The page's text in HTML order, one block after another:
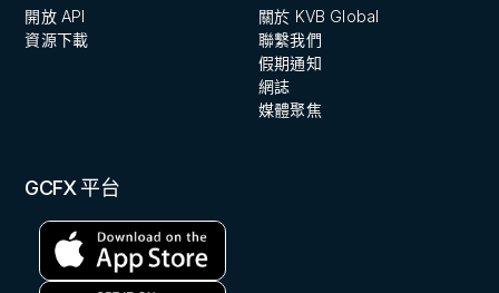
開放 API
資源下載
關於 KVB Global
聯繫我們
假期通知
網誌
媒體聚焦
GCFX 平台